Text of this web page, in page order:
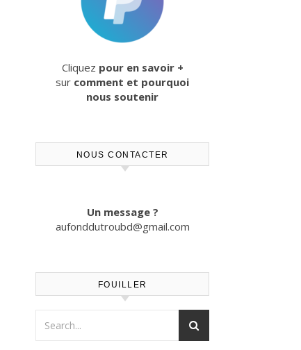
Cliquez pour en savoir +
sur comment et pourquoi
nous soutenir
NOUS CONTACTER
Un message ?
aufonddutroubd@gmail.com
FOUILLER